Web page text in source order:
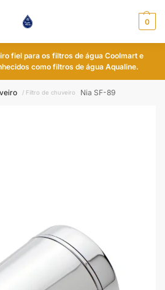
0
fiel para os filtros de água Coolmart e
como filtros de água Aqualine.
/ Filtro de chuveiro Nia SF-89